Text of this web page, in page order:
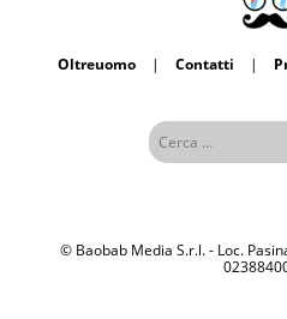
Oltreuomo | Contatti |
© Baobab Media S.r.l. - Loc.